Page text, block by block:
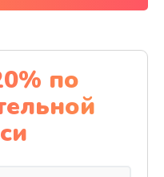
по